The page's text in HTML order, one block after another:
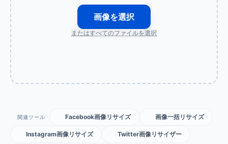
画像を選択
またはすべてのファイルを選択
関連ツール Facebook画像リサイズ 画像一括リサイズ
Instagram画像リサイズ Twitter画像リサイザー